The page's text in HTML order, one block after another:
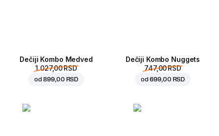
Dečiji Kombo Medved
1.027,00 RSD
od899,00 RSD
Dečiji Kombo Nuggets
747,00 RSD
od699,00 RSD